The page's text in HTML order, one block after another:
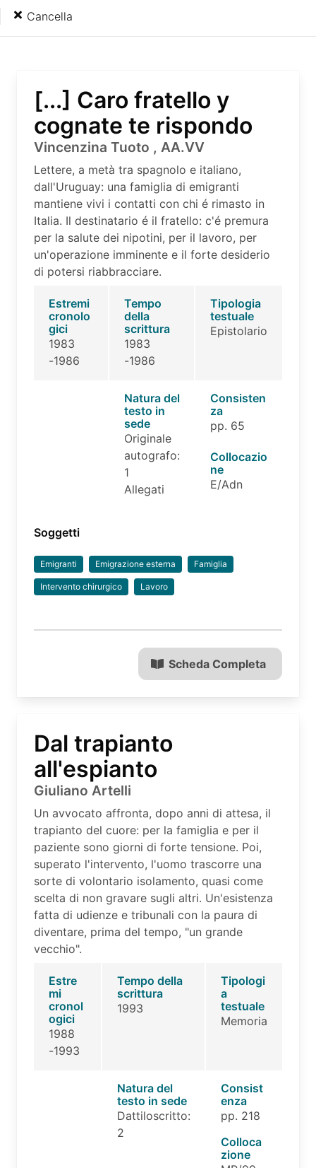
Cancella
[...] Caro fratello y
cognate te rispondo
Vincenzina Tuoto , AA.VV
Lettere, a metà tra spagnolo e italiano,
dall'Uruguay: una famiglia di emigranti
mantiene vivi i contatti con chi é rimasto in
Italia. Il destinatario é il fratello: c'é premura
per la salute dei nipotini, per il lavoro, per
un'operazione imminente e il forte desiderio
di potersi riabbracciare.
Estremi
cronolo
gici
1983
-1986
Tempo
della
scrittura
1983
-1986
Tipologia
testuale
Epistolario
Natura del
testo in
sede
Originale
autografo:
1
Allegati
Consisten
za
pp. 65
Collocazio
ne
E/Adn
Soggetti
Emigranti Emigrazione esterna Famiglia
Intervento chirurgico Lavoro
Scheda Completa
Dal trapianto
all'espianto
Giuliano Artelli
Un avvocato affronta, dopo anni di attesa, il
trapianto del cuore: per la famiglia e per il
paziente sono giorni di forte tensione. Poi,
superato l'intervento, l'uomo trascorre una
sorte di volontario isolamento, quasi come
scelta di non gravare sugli altri. Un'esistenza
fatta di udienze e tribunali con la paura di
diventare, prima del tempo, "un grande
vecchio".
Estre
mi
cronol
ogici
1988
-1993
Tempo della
scrittura
1993
Tipologi
a
testuale
Memoria
Natura del
testo in sede
Dattiloscritto:
2
Consist
enza
pp. 218
Colloca
zione